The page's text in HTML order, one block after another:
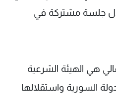
جلسة مشتركة في
هي الهيئة الشرعية
السورية واستقلالها